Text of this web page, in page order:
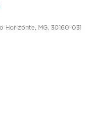
Horizonte, MG, 30160-031